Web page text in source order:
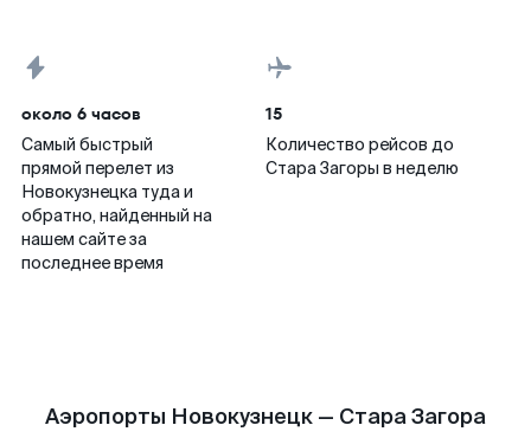
около 6 часов
Самый быстрый
прямой перелет из
Новокузнецка туда и
обратно, найденный на
нашем сайте за
последнее время
15
Количество рейсов до
Стара Загоры в неделю
Аэропорты Новокузнецк — Стара Загора